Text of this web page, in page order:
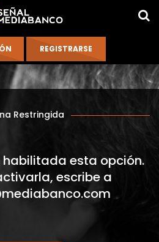
Restringida
habilitada esta opción.
escribe a